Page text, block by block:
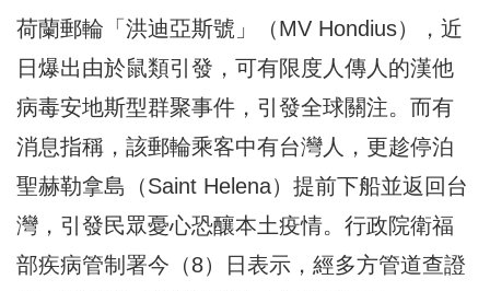
荷蘭郵輪「洪迪亞斯號」（MV Hondius），近
日爆出由於鼠類引發，可有限度人傳人的漢他
病毒安地斯型群聚事件，引發全球關注。而有
消息指稱，該郵輪乘客中有台灣人，更趁停泊
聖赫勒拿島（Saint Helena）提前下船並返回台
灣，引發民眾憂心恐釀本土疫情。行政院衛福
部疾病管制署今（8）日表示，經多方管道查證